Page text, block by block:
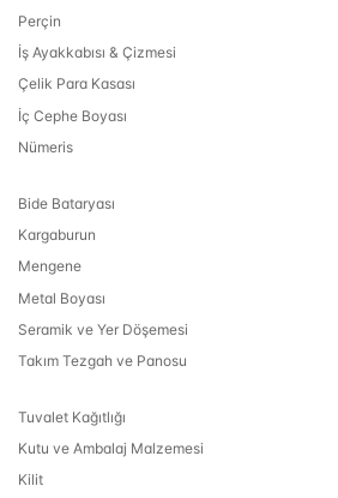
Perçin
İş Ayakkabısı & Çizmesi
Çelik Para Kasası
İç Cephe Boyası
Nümeris
Bide Bataryası
Kargaburun
Mengene
Metal Boyası
Seramik ve Yer Döşemesi
Takım Tezgah ve Panosu
Tuvalet Kağıtlığı
Kutu ve Ambalaj Malzemesi
Kilit